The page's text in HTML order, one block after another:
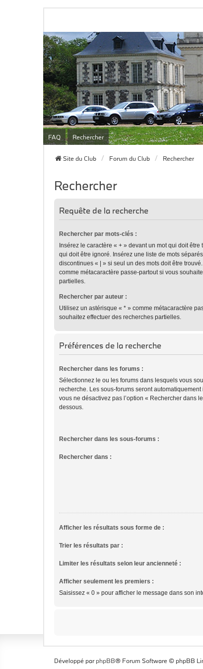
FAQ Rechercher
Site du Club Forum du Club Rechercher
Rechercher
Requête de la recherche
Rechercher par mots-clés :
Insérez le caractère « + » devant un mot qui doit être
qui doit être ignoré. Insérez une liste de mots
discontinues « | » si seul un des mots doit être
comme métacaractère passe-partout si vous
partielles.
Rechercher par auteur :
Utilisez un astérisque « * » comme métacaractère
souhaitez effectuer des recherches partielles.
Préférences de la recherche
Rechercher dans les forums :
Sélectionnez le ou les forums dans lesquels vous
recherche. Les sous-forums seront
vous ne désactivez pas l’option « Rechercher dans
dessous.
Rechercher dans les sous-forums :
Rechercher dans :
Afficher les résultats sous forme de :
Trier les résultats par :
Limiter les résultats selon leur ancienneté :
Afficher seulement les premiers :
Saisissez « 0 » pour afficher le message dans son
Développé parphpBB® Forum Software © phpBB